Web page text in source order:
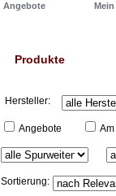
Angebote
Produkte
Hersteller:
Angebote
Sortierung: